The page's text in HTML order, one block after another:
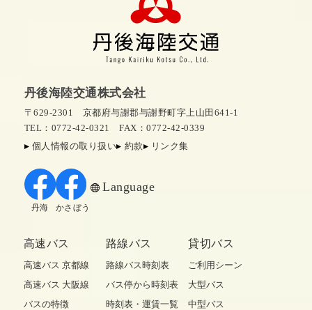
丹後海陸交通株式会社
〒629-2301 京都府与謝郡与謝野町字上山田641-1
TEL：0772-42-0321
FAX：0772-42-0339
個人情報の取り扱い
約款 リンク集
Language
丹海 かさぼう
高速バス
高速バス 京都線
高速バス 大阪線
バスの特徴
路線バス
路線バス時刻表
バス停から時刻表
時刻表・運賃一覧
貸切バス
ご利用シーン
大型バス
中型バス